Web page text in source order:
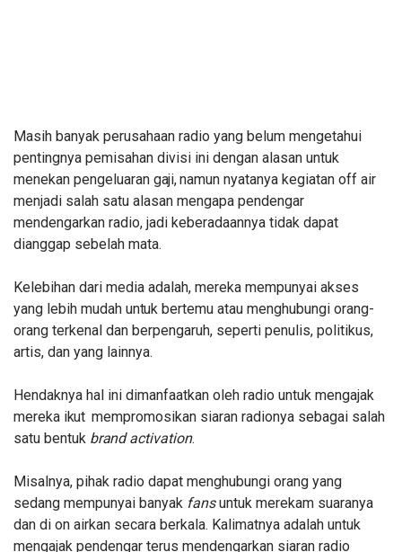
Masih banyak perusahaan radio yang belum mengetahui
pentingnya pemisahan divisi ini dengan alasan untuk
menekan pengeluaran gaji,namun nyatanya kegiatan off air
menjadi salah satu alasan mengapa pendengar
mendengarkan radio, jadi keberadaannya tidak dapat
dianggap sebelah mata.
Kelebihan dari media adalah, mereka mempunyai akses
yang lebih mudah untuk bertemu atau menghubungi orang-
orang terkenal dan berpengaruh, seperti penulis, politikus,
artis, dan yang lainnya.
Hendaknya hal ini dimanfaatkan oleh radio untuk mengajak
mereka ikut mempromosikan siaran radionya sebagai salah
satu bentuk brandactivation.
Misalnya, pihak radio dapat menghubungi orang yang
sedang mempunyai banyak fansuntuk merekam suaranya
dan di on airkan secara berkala. Kalimatnya adalah untuk
mengajak pendengar terus mendengarkan siaran radio